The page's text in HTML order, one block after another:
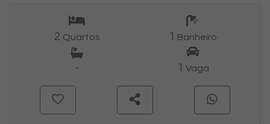
2 Quartos 1 Banheiro
- 1 Vaga